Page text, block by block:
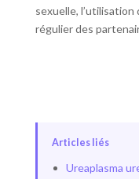
sexuelle,
régulier des
Articles liés
Ureaplasma